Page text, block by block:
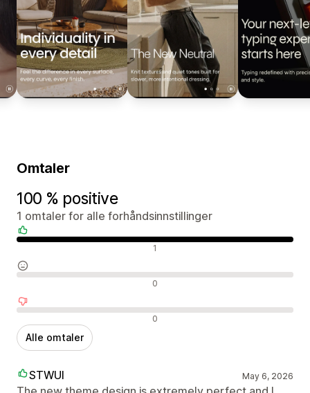
Omtaler
100 % positive
1 omtaler for alle forhåndsinnstillinger
1
0
0
Alle omtaler
STWUI May 6, 2026